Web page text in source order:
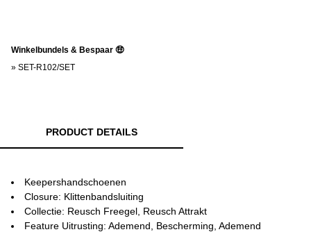
Winkelbundels & Bespaar 🤑
» SET-R102/SET
PRODUCT DETAILS
Keepershandschoenen
Closure: Klittenbandsluiting
Collectie: Reusch Freegel, Reusch Attrakt
Feature Uitrusting: Ademend, Bescherming, Ademend